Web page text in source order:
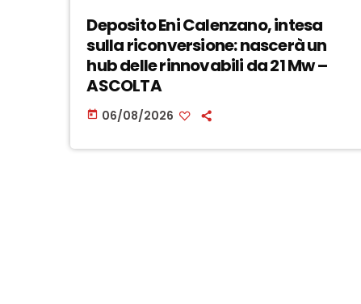
Deposito Eni Calenzano, intesa
sulla riconversione: nascerà un
hub delle rinnovabili da 21 Mw –
ASCOLTA
today 06/08/2026